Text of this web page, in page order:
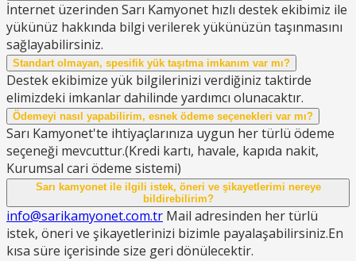
İnternet üzerinden Sarı Kamyonet hızlı destek ekibimiz ile
yükünüz hakkında bilgi verilerek yükünüzün taşınmasını
sağlayabilirsiniz.
Standart olmayan, spesifik yük taşıtma imkanım var mı?
Destek ekibimize yük bilgilerinizi verdiğiniz taktirde
elimizdeki imkanlar dahilinde yardımcı olunacaktır.
Ödemeyi nasıl yapabilirim, esnek ödeme seçenekleri var mı?
Sarı Kamyonet'te ihtiyaçlarınıza uygun her türlü ödeme
seçeneği mevcuttur.(Kredi kartı, havale, kapıda nakit,
Kurumsal cari ödeme sistemi)
Sarı kamyonet ile ilgili istek, öneri ve şikayetlerimi nereye
bildirebilirim?
info@sarikamyonet.com.tr Mail adresinden her türlü
istek, öneri ve şikayetlerinizi bizimle payalaşabilirsiniz.En
kısa süre içerisinde size geri dönülecektir.